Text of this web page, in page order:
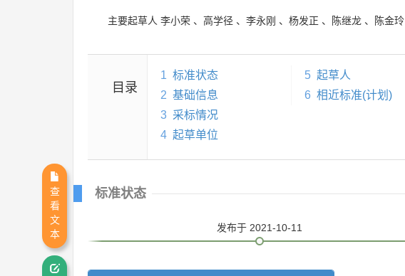
主要起草人 李小荣 、 高学径 、 李永刚 、 杨发正 、 陈继龙 、 陈金玲
目录
1 标准状态
2 基础信息
3 采标情况
4 起草单位
5 起草人
6 相近标准(计划)
标准状态
发布于 2021-10-11
查
看
文
本